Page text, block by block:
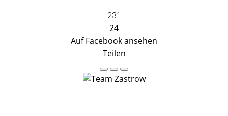
231
24
Auf Facebook ansehen
Teilen